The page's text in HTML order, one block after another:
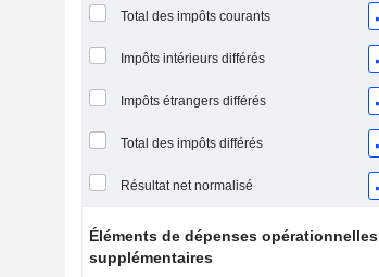
Total des impôts courants
Impôts intérieurs différés
Impôts étrangers différés
Total des impôts différés
Résultat net normalisé
Éléments de dépenses opérationnelles
supplémentaires